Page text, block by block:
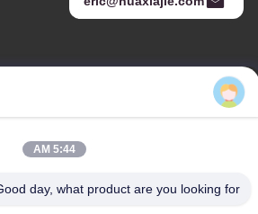
خطاب
تلفن
Eric
5:44 AM
Good day, what product are you looking for?